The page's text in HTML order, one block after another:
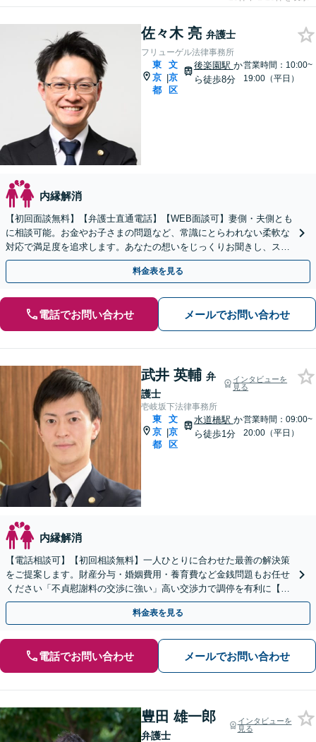
佐々木 亮 弁護士
フリューゲル法律事務所
東
京
都
|
文
京
区
後楽園駅 か
ら徒歩8分
営業時間：10:00~
19:00（平日）
内縁解消
【初回面談無料】【弁護士直通電話】【WEB面談可】妻側・夫側とも
に相談可能。お金やお子さまの問題など、常識にとらわれない柔軟な
対応で満足度を追求します。あなたの想いをじっくりお聞きし、スピ
ーディな解決へ【休日・夜間・当日相談に対応】
料金表を見る
電話でお問い合わせ メールでお問い合わせ
武井 英輔 弁
護士
インタビューを
見る
壱岐坂下法律事務所
東
京
都
|
文
京
区
水道橋駅 か
ら徒歩1分
営業時間：09:00~
20:00（平日）
内縁解消
【電話相談可】【初回相談無料】一人ひとりに合わせた最善の解決策
をご提案します。財産分与・婚姻費用・養育費など金銭問題もお任せ
ください「不貞慰謝料の交渉に強い」高い交渉力で調停を有利に【休
日・夜間相談あり】【子連れ相談可】【水道橋駅1分】
料金表を見る
電話でお問い合わせ メールでお問い合わせ
豊田 雄一郎
弁護士
インタビューを
見る